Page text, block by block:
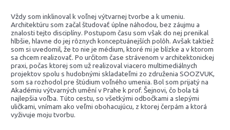
Vždy som inklinoval k voľnej výtvarnej tvorbe a k umeniu.
Architektúru som začal študovať úplne náhodou, bez záujmu a
znalosti tejto disciplíny. Postupom času som však do nej prenikal
hlbšie, hlavne do jej rôznych konceptuánejších polôh. Avšak taktiež
som si uvedomil, že to nie je médium, ktoré mi je blízke a v ktorom
sa chcem realizovať. Po určitom čase strávenom v architektonickej
praxi, počas ktorej som už realizoval viacero multimediálnych
projektov spolu s hudobnými skladateľmi zo združenia SOOZVUK,
som sa rozhodol pre štúdium voľného umenia. Bol som prijatý na
Akadémiu výtvarných umění v Prahe k prof. Šejnovi, čo bola tá
najlepšia voľba. Túto cestu, so všetkými odbočkami a slepými
uličkami, vnímam ako veľmi obohacujúcu, z ktorej čerpám a ktorá
vyživuje moju tvorbu.